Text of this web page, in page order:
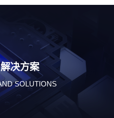
决方案
SOLUTIONS